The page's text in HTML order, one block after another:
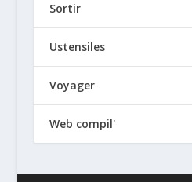
Sortir
Ustensiles
Voyager
Web compil'